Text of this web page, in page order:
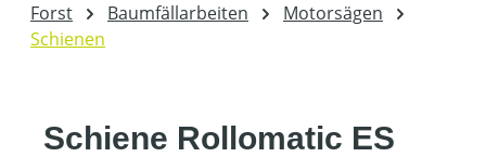
Forst Baumfällarbeiten
Motorsägen
Schienen
Schiene Rollomatic ES